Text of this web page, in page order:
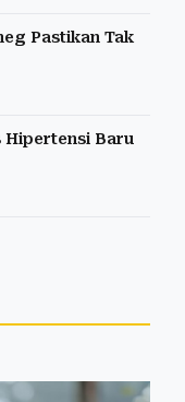
Pastikan Tak
Hipertensi Baru